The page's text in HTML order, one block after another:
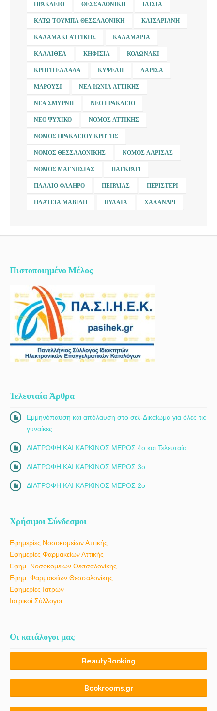
ΗΡΆΚΛΕΙΟ ΘΕΣΣΑΛΟΝΊΚΗ ΙΛΊΣΙΑ
ΚΆΤΩ ΤΟΎΜΠΑ ΘΕΣΣΑΛΟΝΊΚΗ ΚΑΙΣΑΡΙΑΝΉ
ΚΑΛΑΜΆΚΙ ΑΤΤΙΚΉΣ ΚΑΛΑΜΑΡΙΆ
ΚΑΛΛΙΘΈΑ ΚΗΦΙΣΙΆ ΚΟΛΩΝΆΚΙ
ΚΡΉΤΗ ΕΛΛΆΔΑ ΚΥΨΈΛΗ ΛΆΡΙΣΑ
ΜΑΡΟΎΣΙ ΝΈΑ ΙΩΝΊΑ ΑΤΤΙΚΉΣ
ΝΈΑ ΣΜΎΡΝΗ ΝΈΟ ΗΡΆΚΛΕΙΟ
ΝΈΟ ΨΥΧΙΚΌ ΝΟΜΌΣ ΑΤΤΙΚΉΣ
ΝΟΜΌΣ ΗΡΑΚΛΕΊΟΥ ΚΡΉΤΗΣ
ΝΟΜΌΣ ΘΕΣΣΑΛΟΝΊΚΗΣ ΝΟΜΌΣ ΛΆΡΙΣΑΣ
ΝΟΜΌΣ ΜΑΓΝΗΣΊΑΣ ΠΑΓΚΡΆΤΙ
ΠΑΛΑΙΌ ΦΆΛΗΡΟ ΠΕΙΡΑΙΆΣ ΠΕΡΙΣΤΈΡΙ
ΠΛΑΤΕΊΑ ΜΑΒΊΛΗ ΠΥΛΑΊΑ ΧΑΛΆΝΔΡΙ
Πιστοποιημένο Μέλος
Τελευταία Άρθρα
Εμμηνόπαυση και απόλαυση στο σεξ-Δικαίωμα για όλες τις
γυναίκες
ΔΙΑΤΡΟΦΗ ΚΑΙ ΚΑΡΚΙΝΟΣ ΜΕΡΟΣ 4ο και Τελευταίο
ΔΙΑΤΡΟΦΗ ΚΑΙ ΚΑΡΚΙΝΟΣ ΜΕΡΟΣ 3ο
ΔΙΑΤΡΟΦΗ ΚΑΙ ΚΑΡΚΙΝΟΣ ΜΕΡΟΣ 2ο
Χρήσιμοι Σύνδεσμοι
Εφημερίες Νοσοκομείων Αττικής
Εφημερίες Φαρμακείων Αττικής
Εφημ. Νοσοκομείων Θεσσαλονίκης
Εφημ. Φαρμακείων Θεσσαλονίκης
Εφημερίες Ιατρών
Ιατρικοί Σύλλογοι
Οι κατάλογοι μας
BeautyBooking
Bookrooms.gr